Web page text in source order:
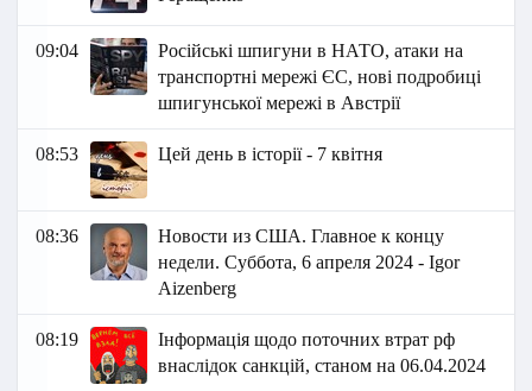
09:04
Російські шпигуни в НАТО, атаки на
транспортні мережі ЄС, нові подробиці
шпигунської мережі в Австрії
08:53 Цей день в історії - 7 квітня
08:36
Новости из США. Главное к концу
недели. Суббота, 6 апреля 2024 - Igor
Aizenberg
08:19
Інформація щодо поточних втрат рф
внаслідок санкцій, станом на 06.04.2024